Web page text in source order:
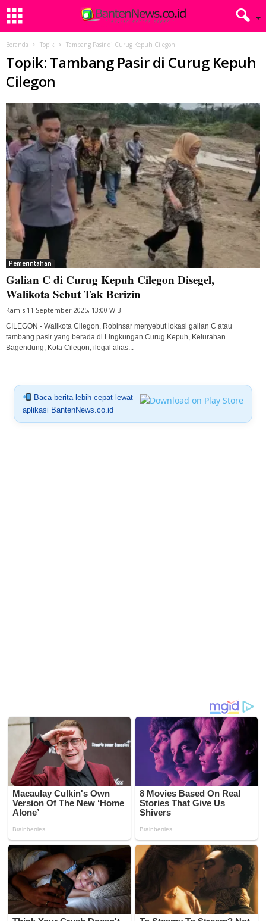
Beranda Topik Tambang Pasir di Curug Kepuh Cilegon
Topik: Tambang Pasir di Curug Kepuh
Cilegon
Pemerintahan
Galian C di Curug Kepuh Cilegon Disegel,
Walikota Sebut Tak Berizin
Kamis 11 September 2025, 13:00 WIB
CILEGON - Walikota Cilegon, Robinsar menyebut lokasi galian C atau
tambang pasir yang berada di Lingkungan Curug Kepuh, Kelurahan
Bagendung, Kota Cilegon, ilegal alias...
Baca berita lebih cepat lewat
aplikasi BantenNews.co.id